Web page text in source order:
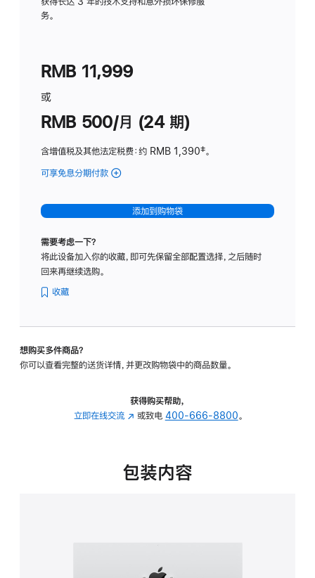
务。
RMB 11,999
或
RMB 500/月 (24 期)
含增值税及其他法定税费：约 RMB 1,390脚
‡。
可享免息分期付款 (Studio
-
标
璃
转
的
添加到购物袋
需要考虑一下？
将此设备加入你的收藏，即可先保留全部配置选择，之后随时
回来再继续选购。
收藏
想购买多件商品？
你可以查看完整的送货详情，并更改购物袋中的商品数量。
获得购买帮助，
立即在线交流 (在
中
或致电 400-666-8800。
包装内容